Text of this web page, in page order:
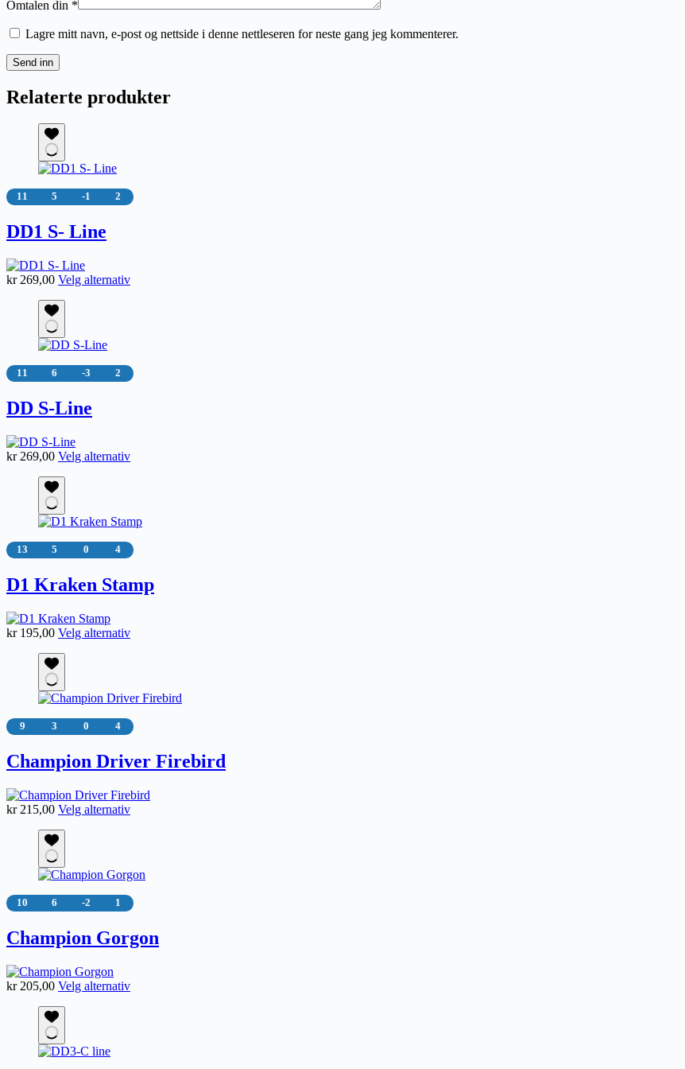
Omtalen din *
Lagre mitt navn, e-post og nettside i denne nettleseren for neste gang jeg kommenterer.
Send inn
Relaterte produkter
11 5 -1 2
DD1 S- Line
kr269,00 Velg alternativDette
kan
velges
11 6 -3 2
DD S-Line
kr269,00 Velg alternativDette
Alternativene
kan
velges
produktsiden
13 5 0 4
D1 Kraken Stamp
kr195,00 Velg alternativDette
Alternativene
kan
velges
produktsiden
9 3 0 4
Champion Driver Firebird
kr215,00 Velg alternativDette
Alternativene
kan
velges
produktsiden
10 6 -2 1
Champion Gorgon
kr205,00 Velg alternativDette